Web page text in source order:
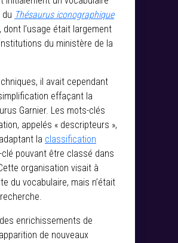
du Thésaurus iconographique
dont l’usage était largement
du ministère de la
il avait cependant
effaçant la
Garnier. Les mots-clés
appelés « descripteurs »,
la classification
pouvant être classé dans
organisation visait à
du vocabulaire, mais n’était
enrichissements de
de nouveaux